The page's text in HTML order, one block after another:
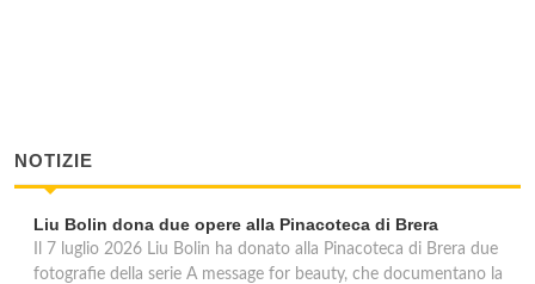
NOTIZIE
Liu Bolin dona due opere alla Pinacoteca di Brera
Il 7 luglio 2026 Liu Bolin ha donato alla Pinacoteca di Brera due
fotografie della serie A message for beauty, che documentano la